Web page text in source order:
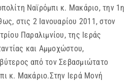
Ναϊρόμπι κ. Μακάριο, την 1η
στις 2 Ιανουαρίου 2011, στον
Παραλιμνίου, της Ιεράς
και Αμμοχώστου,
από τον Σεβασμιώτατο
κ. Μακάριο.Στην Ιερά Μονή